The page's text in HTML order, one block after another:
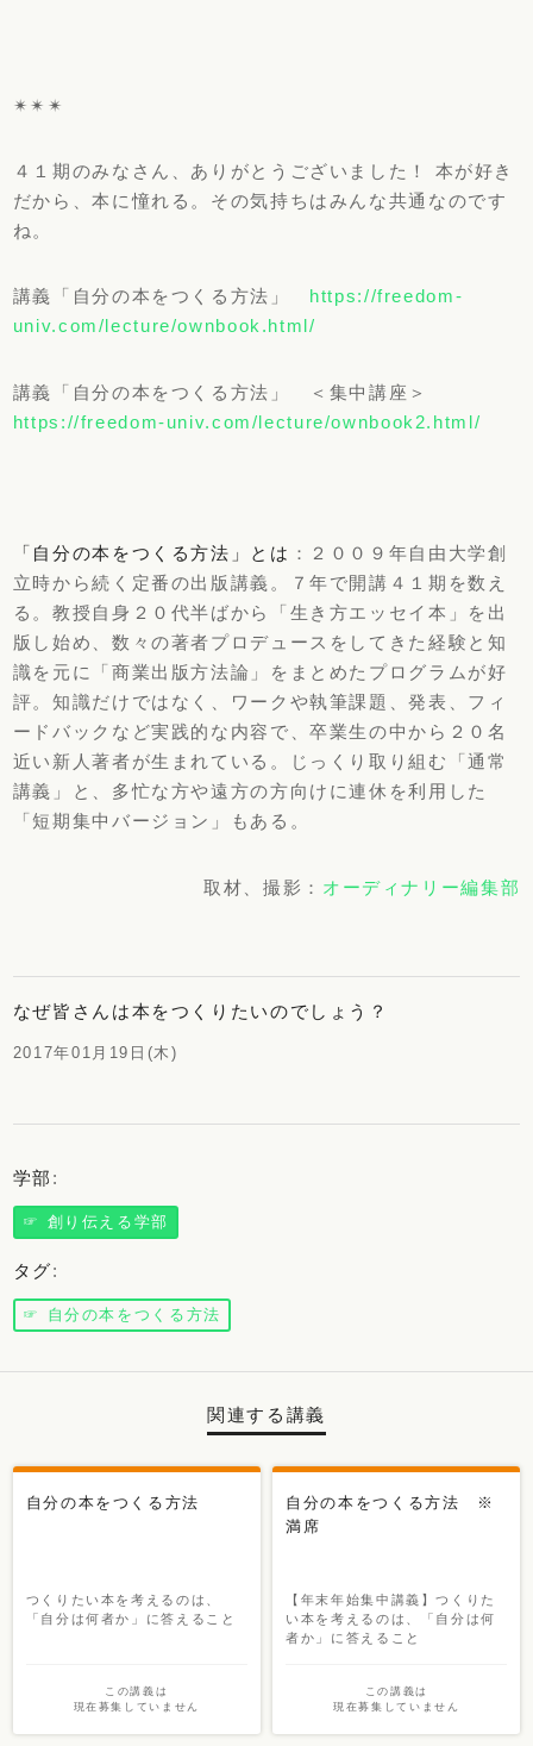
✴︎✴︎✴︎
４１期のみなさん、ありがとうございました！ 本が好き
だから、本に憧れる。その気持ちはみんな共通なのです
ね。
講義「自分の本をつくる方法」 https://freedom-
univ.com/lecture/ownbook.html/
講義「自分の本をつくる方法」 ＜集中講座＞
https://freedom-univ.com/lecture/ownbook2.html/
「自分の本をつくる方法」とは ：２００９年自由大学創
立時から続く定番の出版講義。７年で開講４１期を数え
る。教授自身２０代半ばから「生き方エッセイ本」を出
版し始め、数々の著者プロデュースをしてきた経験と知
識を元に「商業出版方法論」をまとめたプログラムが好
評。知識だけではなく、ワークや執筆課題、発表、フィ
ードバックなど実践的な内容で、卒業生の中から２０名
近い新人著者が生まれている。じっくり取り組む「通常
講義」と、多忙な方や遠方の方向けに連休を利用した
「短期集中バージョン」もある。
取材、撮影： オーディナリー編集部
なぜ皆さんは本をつくりたいのでしょう？
2017年01月19日(木)
学部 :
☞ 創り伝える学部
タグ:
☞ 自分の本をつくる方法
関連する講義
自分の本をつくる方法
つくりたい本を考えるのは、
「自分は何者か」に答えること
この講義は
現在募集していません
自分の本をつくる方法 ※
満席
【年末年始集中講義】つくりた
い本を考えるのは、「自分は何
者か」に答えること
この講義は
現在募集していません